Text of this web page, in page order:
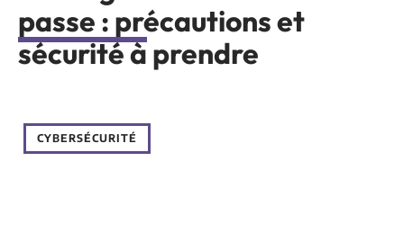
passe : précautions et
sécurité à prendre
CYBERSÉCURITÉ